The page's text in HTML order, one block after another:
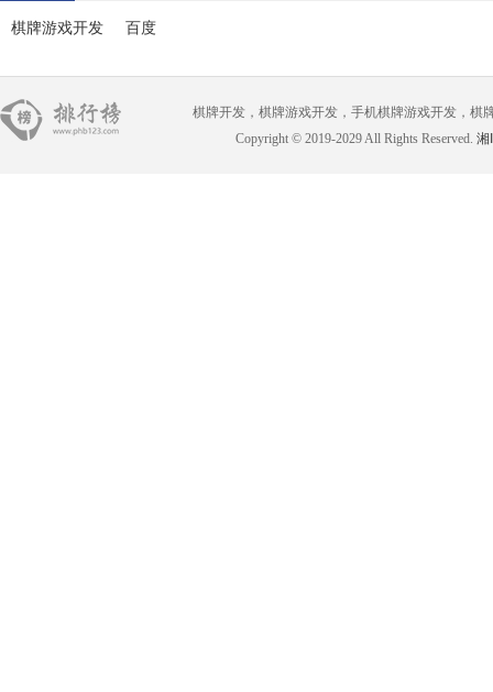
棋牌游戏开发 百度
棋牌开发，棋牌游戏开发，手机棋牌游戏开发，棋
Copyright © 2019-2029 All Rights Reserved. 湘